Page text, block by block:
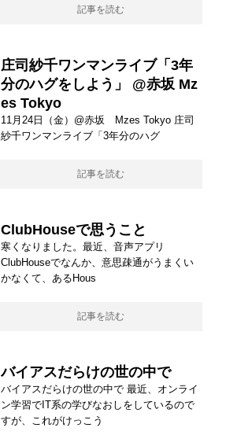
記事を読む
庄司紗千ワンマンライブ「3年
分のハグをしよう」 @赤坂 Mz
es Tokyo
11月24日（金）@赤坂 Mzes Tokyo 庄司
紗千ワンマンライブ「3年分のハグ
記事を読む
ClubHouseで思うこと
寒くなりました。最近、音声アプリ
ClubHouseでなんか、意思疎通がうまくい
かなくて、あるHous
記事を読む
バイアスだらけの世の中で
バイアスだらけの世の中で 最近、オンライ
ン学習でIT系の学びなおしをしているので
すが、これがけっこう